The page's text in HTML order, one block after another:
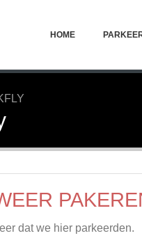
HOME
dat we hier parkeerden.